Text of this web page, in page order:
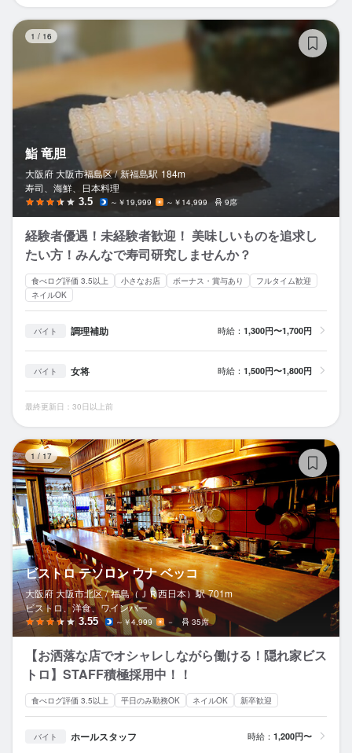
1 / 16
鮨 竜胆
大阪府 大阪市福島区 / 新福島駅 184m
寿司、海鮮、日本料理
3.5 ～￥19,999 ～￥14,999 9席
経験者優遇！未経験者歓迎！ 美味しいものを追求し
たい方！みんなで寿司研究しませんか？
食べログ評価 3.5以上 小さなお店 ボーナス・賞与あり
フルタイム歓迎
ネイルOK
バイト 調理補助 時給： 1,300円〜1,700円
バイト 女将 時給： 1,500円〜1,800円
最終更新日：30日以上前
1/17
ビストロ テソロン ウナ ベッコ
大阪府 大阪市北区 / 福島（ＪＲ西日本）駅 701m
ビストロ、洋食、ワインバー
3.55 ～￥4,999 － 35席
【お洒落な店でオシャレしながら働ける！隠れ家ビス
トロ】STAFF積極採用中！！
食べログ評価 3.5以上 平日のみ勤務OK ネイルOK 新卒歓迎
バイト ホールスタッフ 時給： 1,200円〜